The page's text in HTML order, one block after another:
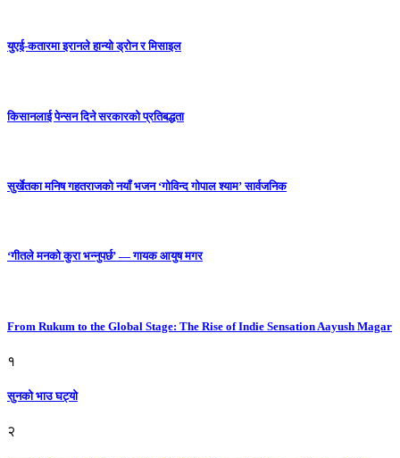
युएई-कतारमा इरानले हान्यो ड्रोन र मिसाइल
किसानलाई पेन्सन दिने सरकारको प्रतिबद्धता
सुर्खेतका मनिष गहतराजको नयाँ भजन ‘गोविन्द गोपाल श्याम’ सार्वजनिक
‘गीतले मनको कुरा भन्नुपर्छ’ — गायक आयुष मगर
From Rukum to the Global Stage: The Rise of Indie Sensation Aayush Magar
१
सुनको भाउ घट्याे
२